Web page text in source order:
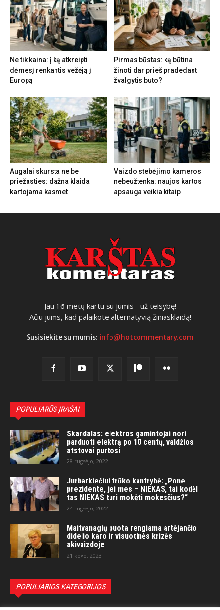
Ne tik kaina: į ką atkreipti
dėmesį renkantis vežėją į
Europą
Pirmas būstas: ką būtina
žinoti dar prieš pradedant
žvalgytis buto?
Augalai skursta ne be
priežasties: dažna klaida
kartojama kasmet
Vaizdo stebėjimo kameros
nebeužtenka: naujos kartos
apsauga veikia kitaip
Jau 16 metų kartu su jumis - už teisybę!
Ačiū jums, kad palaikote alternatyvią žiniasklaidą!
Susisiekite su mumis: info@hotcommentary.com
POPULIARŪS ĮRAŠAI
Skandalas: elektros gamintojai nori
parduoti elektrą po 10 centų, valdžios
atstovai purtosi
28 rugsėjo, 2022
Jurbarkiečiui trūko kantrybė: „Pone
prezidente, jei mes – NIEKAS, tai kodėl
tas NIEKAS turi mokėti mokesčius?“
24 rugsėjo, 2022
Maitvanagių puota rengiama artėjančio
didelio karo ir visuotinės krizės
akivaizdoje
21 kovo, 2023
POPULIARIOS KATEGORIJOS